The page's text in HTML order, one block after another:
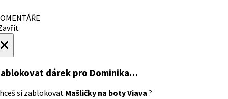
dárek pro Dominika…
si zablokovat Mašličky na boty Viava ?